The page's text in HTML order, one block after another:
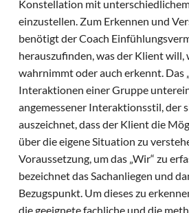
Konstellation mit
einzustellen. Zum Erkennen und
benötigt der Coach
herauszufinden, was der Klient will,
wahrnimmt oder auch erkennt. Das
Interaktionen einer Gruppe
angemessener Interaktionsstil, der
auszeichnet, dass der Klient die
über die eigene Situation zu
Voraussetzung, um das „Wir“ zu
bezeichnet das Sachanliegen und
Bezugspunkt. Um dieses zu
die geeignete fachliche und die